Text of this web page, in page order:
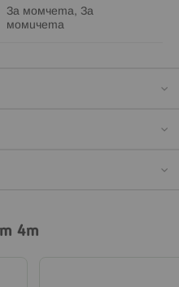
За момчета, За
момичета
4m